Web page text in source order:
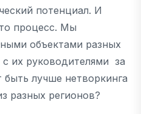
потенциал. И
процесс. Мы
объектами разных
их руководителями за
лучше нетворкинга
разных регионов?